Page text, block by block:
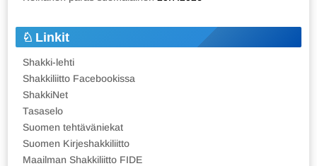
Linkit
Shakki-lehti
Shakkiliitto Facebookissa
ShakkiNet
Tasaselo
Suomen tehtäväniekat
Suomen Kirjeshakkiliitto
Maailman Shakkiliitto FIDE